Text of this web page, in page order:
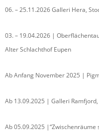
06. – 25.11.2026 Galleri Hera,
03. – 19.04.2026 |
Alter Schlachthof Eupen
Ab Anfang November 2025 |
Ab 13.09.2025 | Galleri
Ab 05.09.2025 |“Zwischenräume